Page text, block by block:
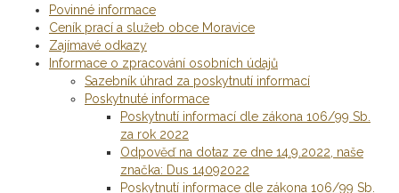
Povinné informace
Ceník prací a služeb obce Moravice
Zajímavé odkazy
Informace o zpracování osobních údajů
Sazebník úhrad za poskytnutí informací
Poskytnuté informace
Poskytnutí informací dle zákona 106/99 Sb.
za rok 2022
Odpověď na dotaz ze dne 14.9.2022, naše
značka: Dus 14092022
Poskytnutí informace dle zákona 106/99 Sb.